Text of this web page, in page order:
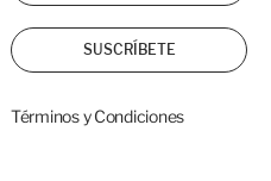
SUSCRÍBETE
Términos y Condiciones